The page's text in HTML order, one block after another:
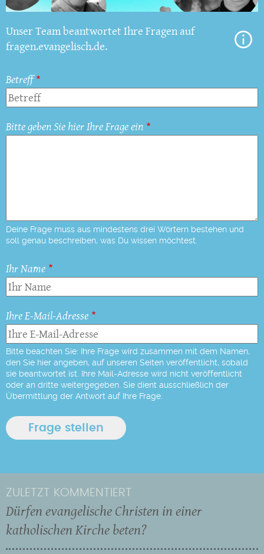
Unser Team beantwortet Ihre Fragen auf
fragen.evangelisch.de.
Betreff
Bitte geben Sie hier Ihre Frage ein
Deine Frage muss aus mindestens drei Wörtern bestehen und
soll genau beschreiben, was Du wissen möchtest.
Ihr Name
Ihre E-Mail-Adresse
Bitte beachten Sie: Ihre Frage wird zusammen mit dem Namen,
den Sie hier angeben, auf unseren Seiten veröffentlicht, sobald
sie beantwortet ist. Ihre Mail-Adresse wird nicht veröffentlicht
oder an dritte weitergegeben. Sie dient ausschließlich der
Übermittlung der Antwort auf Ihre Frage.
ZULETZT KOMMENTIERT
Dürfen evangelische Christen in einer
katholischen Kirche beten?